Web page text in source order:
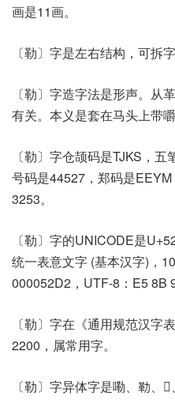
画是11画。
〔勒〕字是左右结构，可拆
〔勒〕字造字法是形声。从
有关。本义是套在马头上带嚼
〔勒〕字仓颉码是TJKS，
号码是44527，郑码是
3253。
〔勒〕字的UNICODE是
统一表意文字 (基本汉字)，
000052D2，UTF-8：E5 8B
〔勒〕字在《通用规范汉字
2200，属常用字。
〔勒〕字异体字是嘞、勒、𢳝